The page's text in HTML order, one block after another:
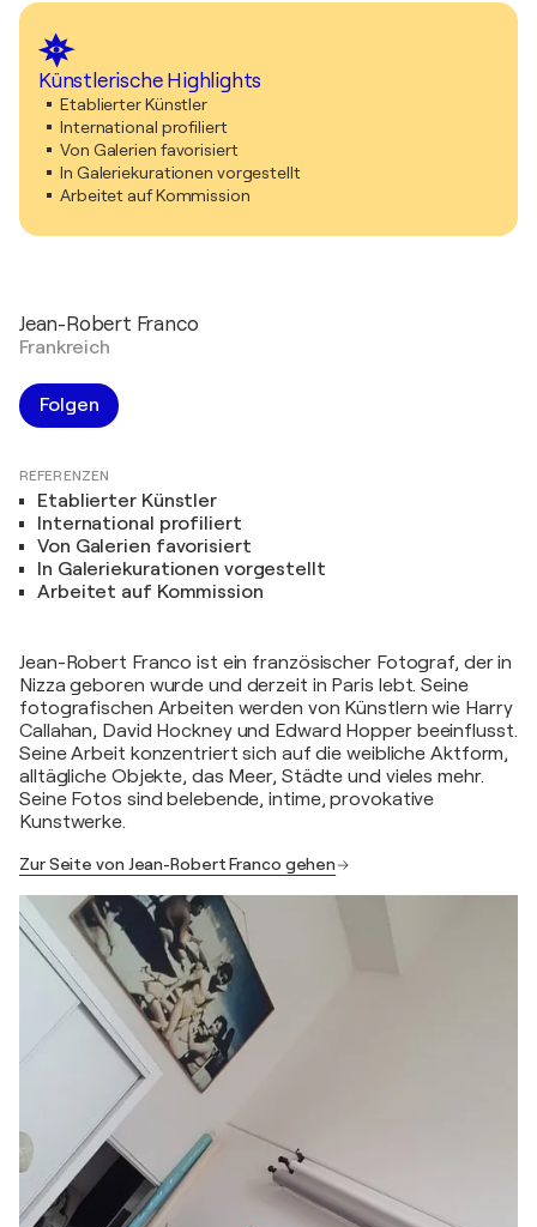
Künstlerische Highlights
Etablierter Künstler
International profiliert
Von Galerien favorisiert
In Galeriekurationen vorgestellt
Arbeitet auf Kommission
Jean-Robert Franco
Frankreich
Folgen
REFERENZEN
Etablierter Künstler
International profiliert
Von Galerien favorisiert
In Galeriekurationen vorgestellt
Arbeitet auf Kommission
Jean-Robert Franco ist ein französischer Fotograf, der in
Nizza geboren wurde und derzeit in Paris lebt. Seine
fotografischen Arbeiten werden von Künstlern wie Harry
Callahan, David Hockney und Edward Hopper beeinflusst.
Seine Arbeit konzentriert sich auf die weibliche Aktform,
alltägliche Objekte, das Meer, Städte und vieles mehr.
Seine Fotos sind belebende, intime, provokative
Kunstwerke.
Zur Seite von Jean-Robert Franco gehen